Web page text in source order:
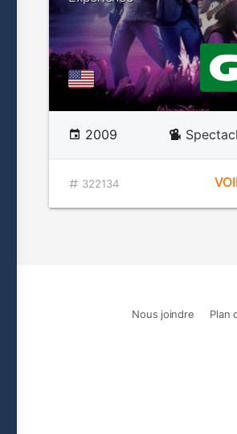
2009
322134
Nous joindre Plan